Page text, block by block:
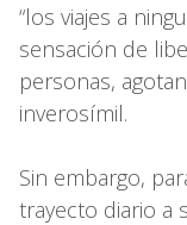
“los viajes a
sensación de
personas,
inverosímil.
Sin embargo,
trayecto diario a